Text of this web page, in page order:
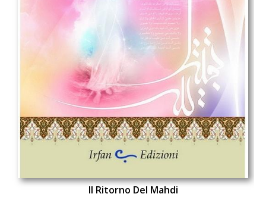
Il Ritorno Del Mahdi